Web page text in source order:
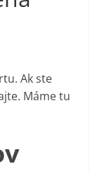
Ak ste
Máme tu